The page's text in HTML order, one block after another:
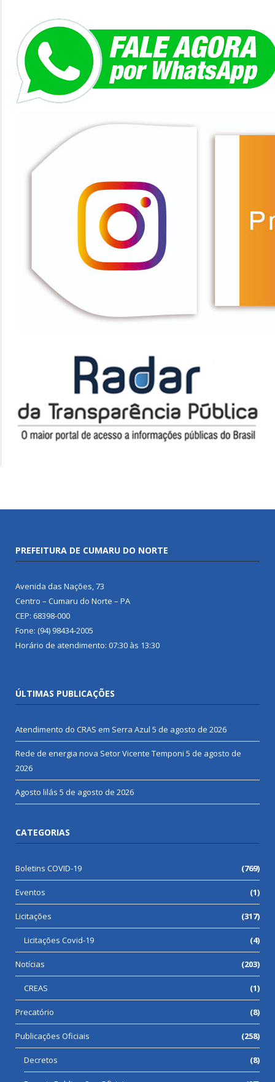
PREFEITURA DE CUMARU DO NORTE
Avenida das Nações, 73
Centro – Cumaru do Norte – PA
CEP: 68398-000
Fone: (94) 98434-2005
Horário de atendimento: 07:30 às 13:30
ÚLTIMAS PUBLICAÇÕES
Atendimento do CRAS em Serra Azul 5 de agosto de 2026
Rede de energia nova Setor Vicente Temponi 5 de agosto de
2026
Agosto lilás 5 de agosto de 2026
CATEGORIAS
Boletins COVID-19 (769)
Eventos (1)
Licitações (317)
Licitações Covid-19 (4)
Notícias (203)
CREAS (1)
Precatório (8)
Publicações Oficiais (258)
Decretos (8)